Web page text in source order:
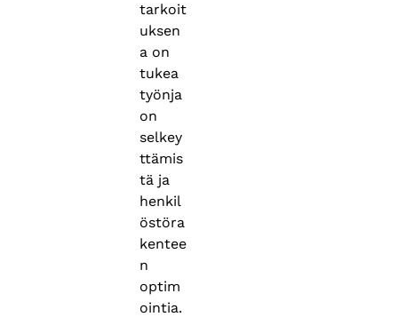
tarkoit
uksen
a on
tukea
työnja
on
selkey
ttämis
tä ja
henkil
östöra
kentee
n
optim
ointia.